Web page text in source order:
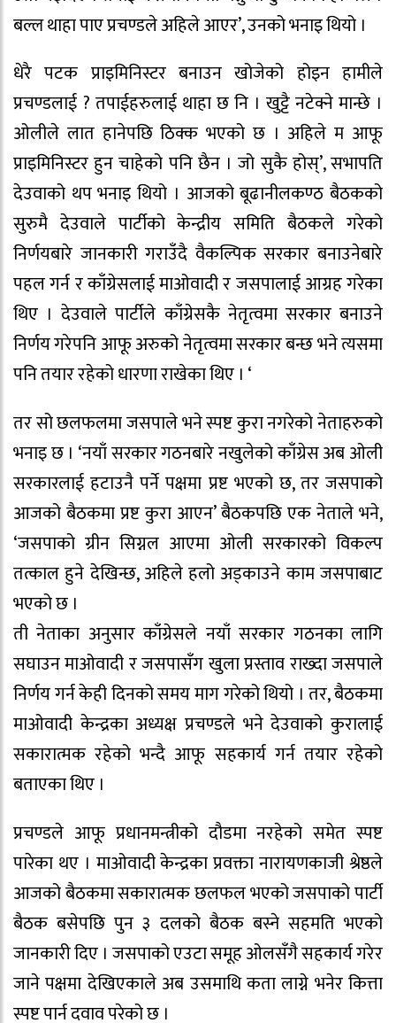
बल्ल थाहा पाए प्रचण्डले अहिले आएर’, उनको भनाइ थियो ।
धेरै पटक प्राइमिनिस्टर बनाउन खोजेको होइन हामीले
प्रचण्डलाई ? तपाईहरुलाई थाहा छ नि । खुट्टै नटेक्ने मान्छे ।
ओलीले लात हानेपछि ठिक्क भएको छ । अहिले म आफू
प्राइमिनिस्टर हुन चाहेको पनि छैन । जो सुकै होस्’, सभापति
देउवाको थप भनाइ थियो । आजको बूढानीलकण्ठ बैठकको
सुरुमै देउवाले पार्टीको केन्द्रीय समिति बैठकले गरेको
निर्णयबारे जानकारी गराउँदै वैकल्पिक सरकार बनाउनेबारे
पहल गर्न र काँग्रेसलाई माओवादी र जसपालाई आग्रह गरेका
थिए । देउवाले पार्टीले काँग्रेसकै नेतृत्वमा सरकार बनाउने
निर्णय गरेपनि आफू अरुको नेतृत्वमा सरकार बन्छ भने त्यसमा
पनि तयार रहेको धारणा राखेका थिए । ‘
तर सो छलफलमा जसपाले भने स्पष्ट कुरा नगरेको नेताहरुको
भनाइ छ । ‘नयाँ सरकार गठनबारे नखुलेको काँग्रेस अब ओली
सरकारलाई हटाउनै पर्ने पक्षमा प्रष्ट भएको छ, तर जसपाको
आजको बैठकमा प्रष्ट कुरा आएन’ बैठकपछि एक नेताले भने,
‘जसपाको ग्रीन सिग्नल आएमा ओली सरकारको विकल्प
तत्काल हुने देखिन्छ, अहिले हलो अड्काउने काम जसपाबाट
भएको छ ।
ती नेताका अनुसार काँग्रेसले नयाँ सरकार गठनका लागि
सघाउन माओवादी र जसपासँग खुला प्रस्ताव राख्दा जसपाले
निर्णय गर्न केही दिनको समय माग गरेको थियो । तर, बैठकमा
माओवादी केन्द्रका अध्यक्ष प्रचण्डले भने देउवाको कुरालाई
सकारात्मक रहेको भन्दै आफू सहकार्य गर्न तयार रहेको
बताएका थिए ।
प्रचण्डले आफू प्रधानमन्त्रीको दौडमा नरहेको समेत स्पष्ट
पारेका थए । माओवादी केन्द्रका प्रवक्ता नारायणकाजी श्रेष्ठले
आजको बैठकमा सकारात्मक छलफल भएको जसपाको पार्टी
बैठक बसेपछि पुन ३ दलको बैठक बस्ने सहमति भएको
जानकारी दिए । जसपाको एउटा समूह ओलसँगै सहकार्य गरेर
जाने पक्षमा देखिएकाले अब उसमाथि कता लाग्ने भनेर कित्ता
स्पष्ट पार्न दवाव परेको छ ।